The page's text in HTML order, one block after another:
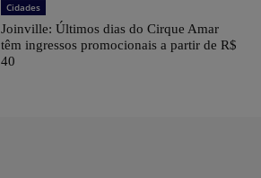
Cidades
Joinville: Últimos dias do Cirque Amar
têm ingressos promocionais a partir de R$
40